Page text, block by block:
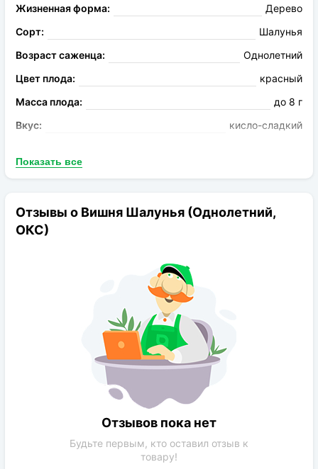
Жизненная форма:
Дерево
Сорт:
Шалунья
Возраст саженца:
Однолетний
Цвет плода:
красный
Масса плода:
до 8 г
Вкус:
кисло-сладкий
Опыление:
Род:
Вишня
Требования к грунту:
Глина,обычная почва,песок
Показать все
Отзывы о Вишня Шалунья (Однолетний,
ОКС)
Отзывов пока нет
Будьте первым, кто оставил отзыв к
товару!